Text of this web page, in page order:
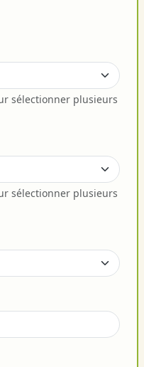
sélectionner plusieurs
sélectionner plusieurs